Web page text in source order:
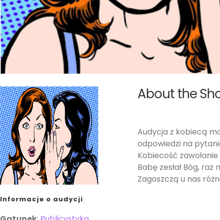
Informacje o audycji
About the
Audycja z kobiecą
odpowiedzi na
Kobiecość
Babę zesłał Bóg, raz
Zagoszczą u nas